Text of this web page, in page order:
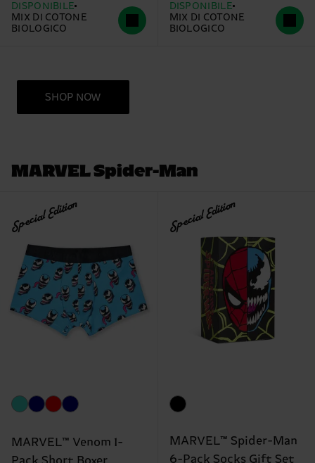
DISPONIBILE
MIX DI COTONE
BIOLOGICO
DISPONIBILE
MIX DI COTONE
BIOLOGICO
SHOP NOW
MARVEL Spider-Man
Special Edition
MARVEL™ Venom 1-
Special Edition
MARVEL™ Spider-Man
6-Pack Socks Gift Set